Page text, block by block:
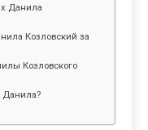
Данила
Козловский за
Козловского
Данила?